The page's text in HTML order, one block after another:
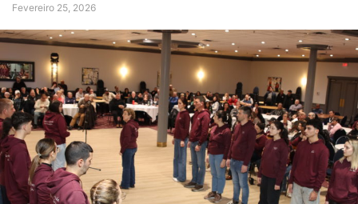
Fevereiro 25, 2026